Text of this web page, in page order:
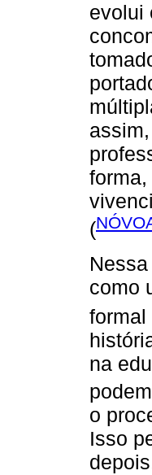
evolui
(
como
formal
na
o
Isso